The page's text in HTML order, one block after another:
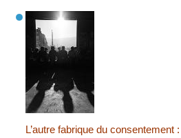
L’autre fabrique du consentement